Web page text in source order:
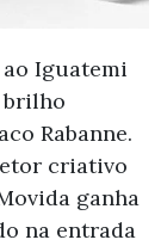
Iguatemi
brilho
Rabanne.
criativo
ganha
na entrada